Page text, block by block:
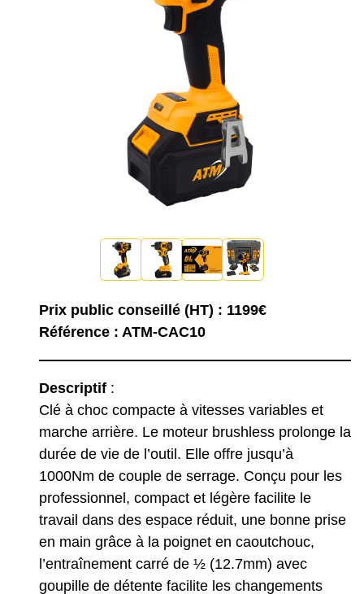
Prix public conseillé (HT) : 1199€
Référence : ATM-CAC10
Descriptif :
Clé à choc compacte à vitesses variables et
marche arrière. Le moteur brushless prolonge la
durée de vie de l’outil. Elle offre jusqu’à
1000Nm de couple de serrage. Conçu pour les
professionnel, compact et légère facilite le
travail dans des espace réduit, une bonne prise
en main grâce à la poignet en caoutchouc,
l’entraînement carré de ½ (12.7mm) avec
goupille de détente facilite les changements